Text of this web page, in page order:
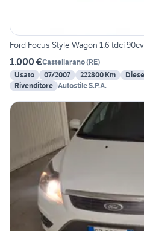
Ford Focus Style Wagon 1.6 tdci 90cv
1.000 €Castellarano(RE)
Usato
07/2007 222800 Km
Rivenditore Autostile S.P.A.